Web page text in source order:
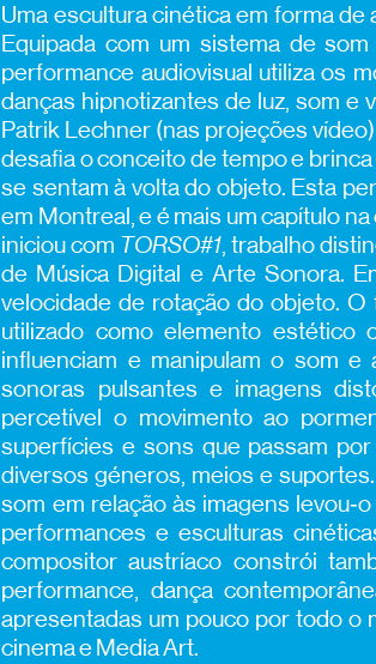
Uma escultura cinética em forma
Equipada com um sistema de
performance audiovisual utiliza os
danças hipnotizantes de luz, som e
Patrik Lechner (nas projeções
desafia o conceito de tempo e
se sentam à volta do objeto. Esta
em Montreal, e é mais um capítulo
iniciou com TORSO#1, trabalho
de Música Digital e Arte Sonora.
velocidade de rotação do objeto.
utilizado como elemento estético
influenciam e manipulam o som e
sonoras pulsantes e imagens
percetível o movimento ao
superfícies e sons que passam
diversos géneros, meios e
som em relação às imagens
performances e esculturas
compositor austríaco constrói
performance, dança
apresentadas um pouco por todo o
cinema e Media Art.